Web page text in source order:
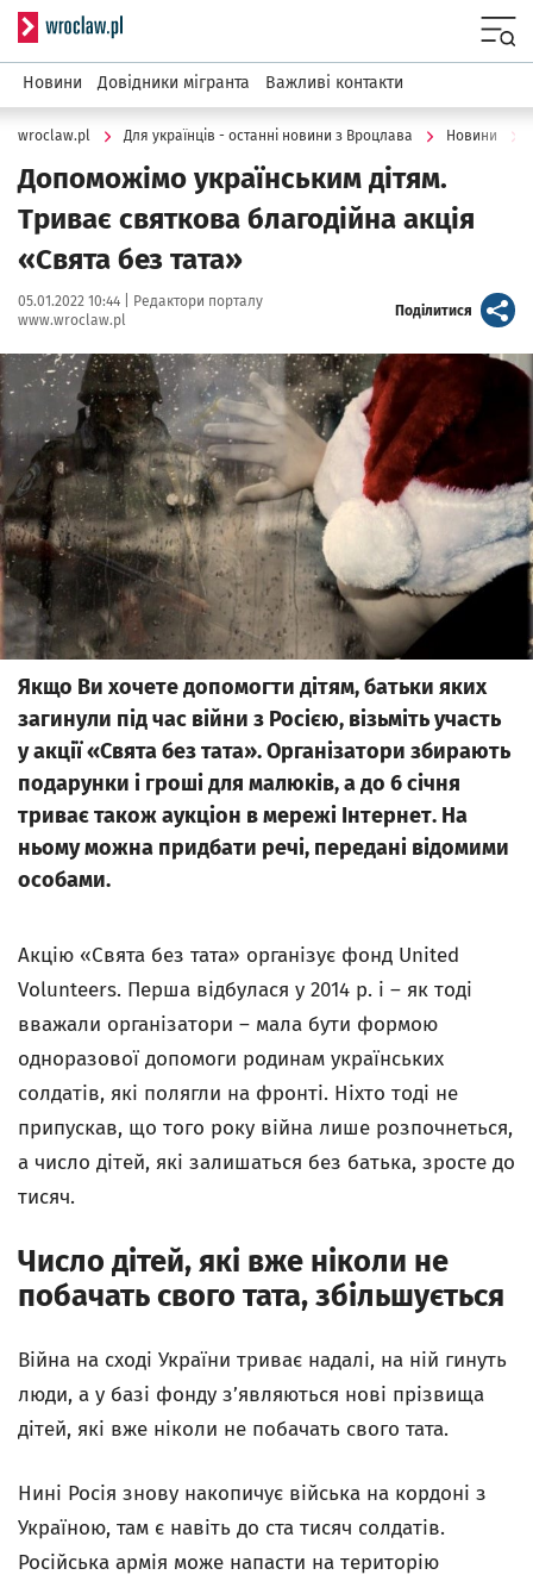
Serwis informacyjny wroclaw.pl
Новини Довідники мігранта Важливі контакти
wroclaw.pl Для українців - останні новини з Вроцлава Новини
Допоможімо українським дітям.
Триває святкова благодійна акція
«Свята без тата»
Data publikacji:
05.01.2022 10:44 | Autor:
Редактори порталу
www.wroclaw.pl
Поділитися artykuł
Kliknij, aby powiększyć
Якщо Ви хочете допомогти дітям, батьки яких
загинули під час війни з Росією, візьміть участь
у акції «Свята без тата». Організатори збирають
подарунки і гроші для малюків, а до 6 січня
триває також аукціон в мережі Інтернет. На
ньому можна придбати речі, передані відомими
особами.
Акцію «Свята без тата» організує фонд United
Volunteers. Перша відбулася у 2014 р. і – як тоді
вважали організатори – мала бути формою
одноразової допомоги родинам українських
солдатів, які полягли на фронті. Ніхто тоді не
припускав, що того року війна лише розпочнеться,
а число дітей, які залишаться без батька, зросте до
тисяч.
Число дітей, які вже ніколи не
побачать свого тата, збільшується
Війна на сході України триває надалі, на ній гинуть
люди, а у базі фонду з’являються нові прізвища
дітей, які вже ніколи не побачать свого тата.
Нині Росія знову накопичує війська на кордоні з
Україною, там є навіть до ста тисяч солдатів.
Російська армія може напасти на територію